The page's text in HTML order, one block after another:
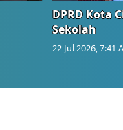
DPRD Kota
Sekolah
22 Jul 2026, 7:41